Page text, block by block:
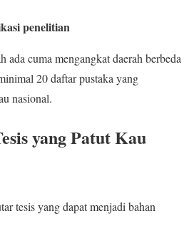
penelitian
ada cuma mengangkat daerah berbeda
20 daftar pustaka yang
nasional.
yang Patut Kau
tesis yang dapat menjadi bahan